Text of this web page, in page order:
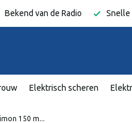
Bekend van de Radio Snelle
Elektrisch scheren
150 m...